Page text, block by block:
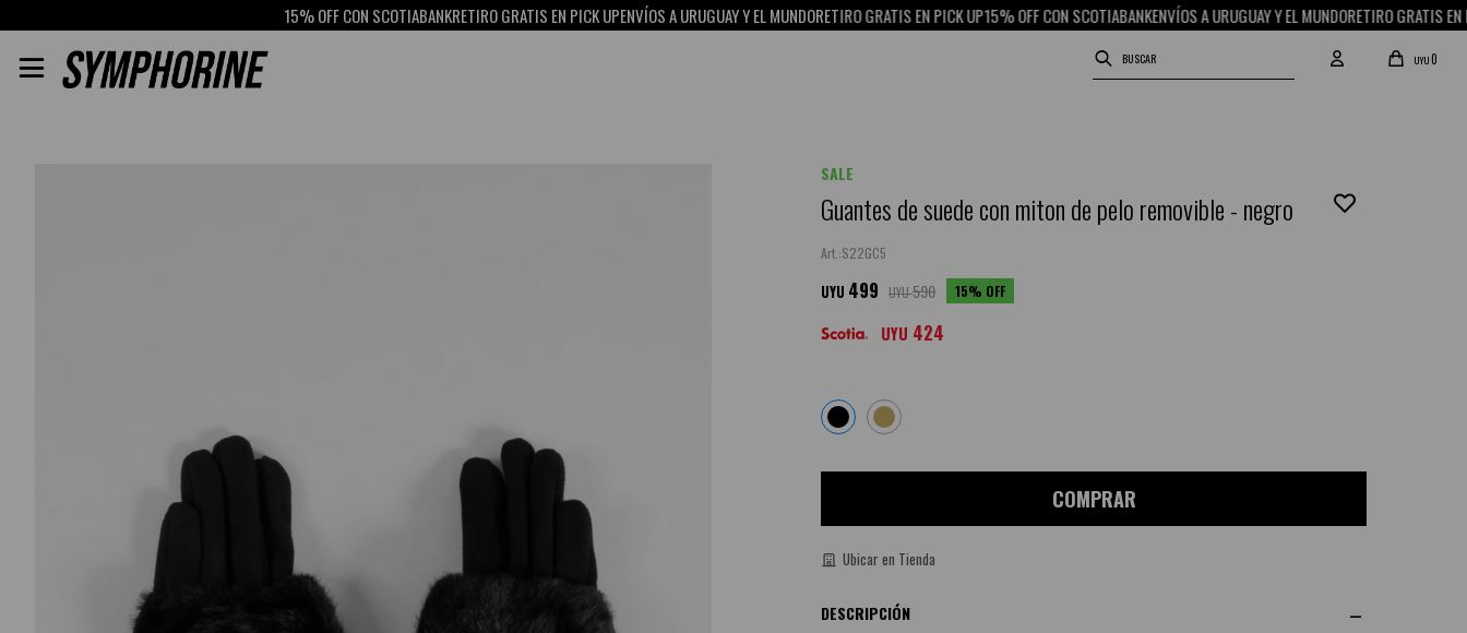
15% OFF CON SCOTIABANKRETIRO GRATIS EN PICK UPENVÍOS A URUGUAY Y EL MUNDORETIRO GRATIS EN PICK UP15% OFF CON SCOTIABANKENVÍOS A URUGUAY Y EL MUNDORETIRO GRATIS EN PICK UP
UYU0

SALE
Guantes de suede con miton de pelo removible - negro
S22GC5
UYU 499 UYU590 15
UYU 424
COMPRAR
Ubicar en Tienda
DESCRIPCIÓN